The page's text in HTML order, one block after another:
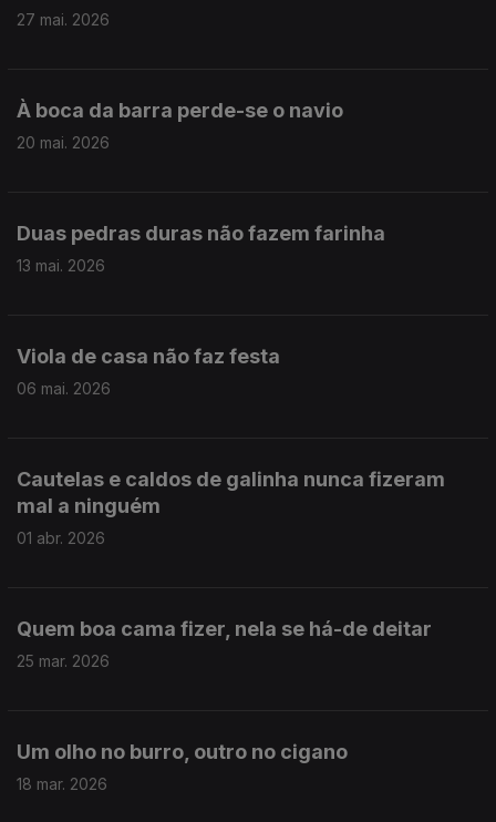
27 mai. 2026
À boca da barra perde-se o navio
20 mai. 2026
Duas pedras duras não fazem farinha
13 mai. 2026
Viola de casa não faz festa
06 mai. 2026
Cautelas e caldos de galinha nunca fizeram
mal a ninguém
01 abr. 2026
Quem boa cama fizer, nela se há-de deitar
25 mar. 2026
Um olho no burro, outro no cigano
18 mar. 2026